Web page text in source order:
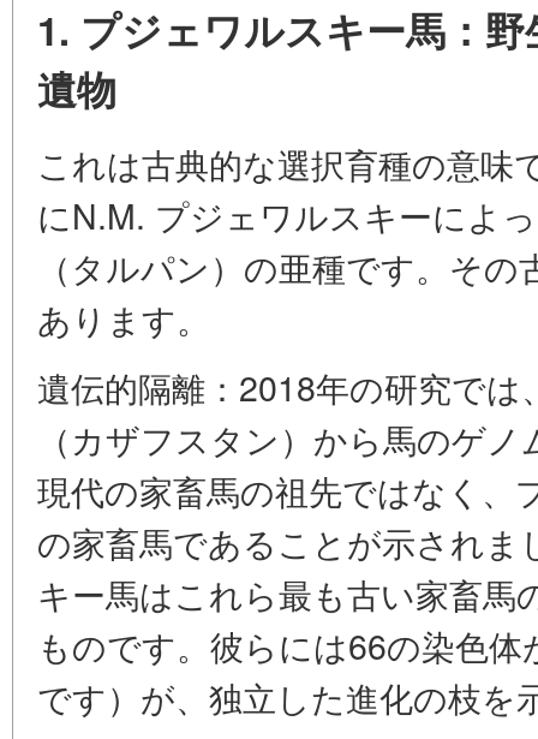
1. プジェワルスキー馬：
遺物
これは古典的な選択育種の意味
にN.M. プジェワルスキーによ
（タルパン）の亜種です。そ
あります。
遺伝的隔離：2018年の研究で
（カザフスタン）から馬のゲ
現代の家畜馬の祖先ではなく、
の家畜馬であることが示され
キー馬はこれら最も古い家畜馬
ものです。彼らには66の染色
です）が、独立した進化の枝を